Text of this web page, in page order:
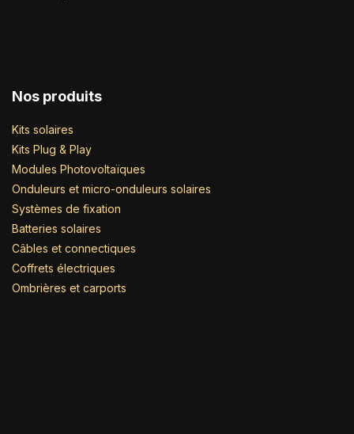
Nos produits
Kits solaires
Kits Plug & Play
Modules Photovoltaïques
Onduleurs et micro-onduleurs solaires
Systèmes de fixation
Batteries solaires
Câbles et connectiques
Coffrets électriques
Ombrières et carports